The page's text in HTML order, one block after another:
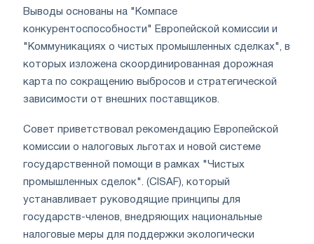
Выводы основаны на "Компасе
конкурентоспособности" Европейской комиссии и
"Коммуникациях о чистых промышленных сделках", в
которых изложена скоординированная дорожная
карта по сокращению выбросов и стратегической
зависимости от внешних поставщиков.
Совет приветствовал рекомендацию Европейской
комиссии о налоговых льготах и новой системе
государственной помощи в рамках "Чистых
промышленных сделок". (CISAF), который
устанавливает руководящие принципы для
государств-членов, внедряющих национальные
налоговые меры для поддержки экологически